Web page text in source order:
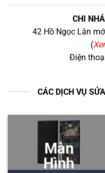
CHI
42 Hồ Ngọc Lân
(
Điện
CÁC DỊCH VỤ
Màn
Hình